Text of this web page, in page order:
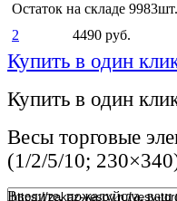
Остаток на складе 9983шт.
2
4490 руб.
Купить в один
Купить в один
Весы торговые
(1/2/5/10;
Введите, пожалуйста, ваш